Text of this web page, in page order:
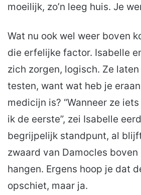
moeilijk, zo’n leeg huis. Je
Wat nu ook wel weer boven
die erfelijke factor. Isabelle
zich zorgen, logisch. Ze
testen, want wat heb je
medicijn is? “Wanneer ze
ik de eerste”, zei Isabelle
begrijpelijk standpunt, al
zwaard van Damocles boven
hangen. Ergens hoop je dat
opschiet, maar ja.